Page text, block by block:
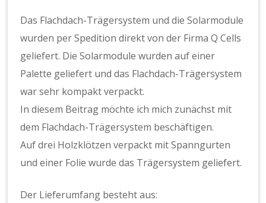
Das Flachdach-Trägersystem und die Solarmodule
wurden per Spedition direkt von der Firma Q Cells
geliefert. Die Solarmodule wurden auf einer
Palette geliefert und das Flachdach-Trägersystem
war sehr kompakt verpackt.
In diesem Beitrag möchte ich mich zunächst mit
dem Flachdach-Trägersystem beschäftigen.
Auf drei Holzklötzen verpackt mit Spanngurten
und einer Folie wurde das Trägersystem geliefert.
Der Lieferumfang besteht aus: